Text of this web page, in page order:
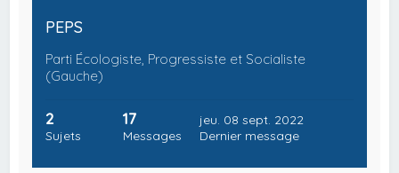
PEPS
Parti Écologiste, Progressiste et Socialiste
(Gauche)
2
Sujets
17
Messages
jeu. 08 sept. 2022
Dernier message